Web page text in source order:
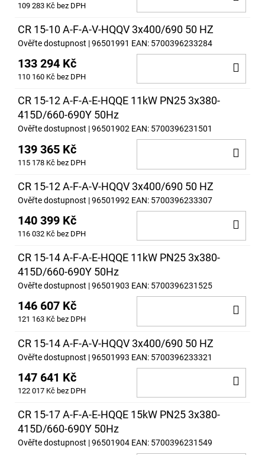
109 283 Kč bez DPH
CR 15-10 A-F-A-V-HQQV 3x400/690 50 HZ
Ověřte dostupnost | 96501991 EAN: 5700396233284
133 294 Kč
110 160 Kč bez DPH
CR 15-12 A-F-A-E-HQQE 11kW PN25 3x380-
415D/660-690Y 50Hz
Ověřte dostupnost | 96501902 EAN: 5700396231501
139 365 Kč
115 178 Kč bez DPH
CR 15-12 A-F-A-V-HQQV 3x400/690 50 HZ
Ověřte dostupnost | 96501992 EAN: 5700396233307
140 399 Kč
116 032 Kč bez DPH
CR 15-14 A-F-A-E-HQQE 11kW PN25 3x380-
415D/660-690Y 50Hz
Ověřte dostupnost | 96501903 EAN: 5700396231525
146 607 Kč
121 163 Kč bez DPH
CR 15-14 A-F-A-V-HQQV 3x400/690 50 HZ
Ověřte dostupnost | 96501993 EAN: 5700396233321
147 641 Kč
122 017 Kč bez DPH
CR 15-17 A-F-A-E-HQQE 15kW PN25 3x380-
415D/660-690Y 50Hz
Ověřte dostupnost | 96501904 EAN: 5700396231549